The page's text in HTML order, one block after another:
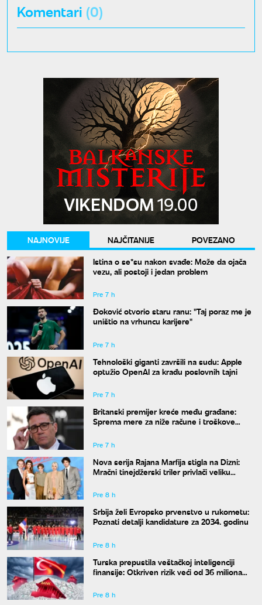
Komentari (0)
NAJNOVIJE NAJČITANIJE
POVEZANO
Istina o se*su nakon svađe: Može da ojača
vezu, ali postoji i jedan problem
Pre 7 h
Đoković otvorio staru ranu: "Taj poraz me je
uništio na vrhuncu karijere"
Pre 7 h
Tehnološki giganti završili na sudu: Apple
optužio OpenAI za krađu poslovnih tajni
Pre 7 h
Britanski premijer kreće među građane:
Sprema mere za niže račune i troškove
Pre 7 h
Nova serija Rajana Marfija stigla na Dizni:
Mračni tinejdžerski triler privlači veliku
Pre 8 h
Srbija želi Evropsko prvenstvo u rukometu:
Poznati detalji kandidature za 2034. godinu
Pre 8 h
Turska prepustila veštačkoj inteligenciji
finansije: Otkriven rizik veći od 36 miliona
Pre 8 h